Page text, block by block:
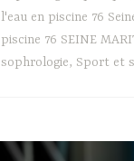
l'eau en piscine 76
piscine 76 SEINE
sophrologie, Sport et